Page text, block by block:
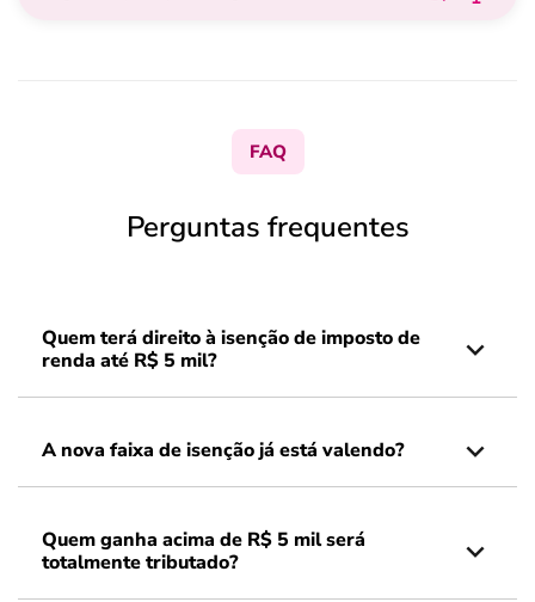
FAQ
Perguntas frequentes
Quem terá direito à isenção de imposto de
renda até R$ 5 mil?
A nova faixa de isenção já está valendo?
Quem ganha acima de R$ 5 mil será
totalmente tributado?